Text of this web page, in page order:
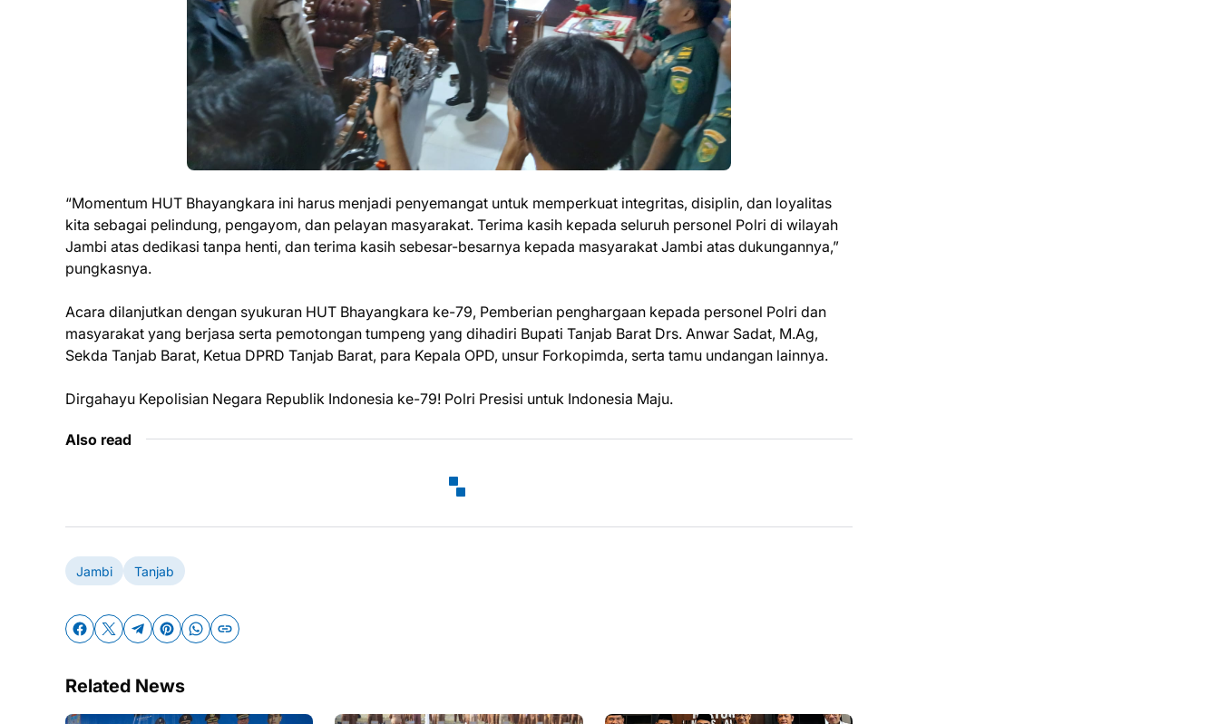
“Momentum HUT Bhayangkara ini harus menjadi penyemangat untuk memperkuat integritas, disiplin, dan loyalitas
kita sebagai pelindung, pengayom, dan pelayan masyarakat. Terima kasih kepada seluruh personel Polri di wilayah
Jambi atas dedikasi tanpa henti, dan terima kasih sebesar-besarnya kepada masyarakat Jambi atas dukungannya,”
pungkasnya.
Acara dilanjutkan dengan syukuran HUT Bhayangkara ke-79, Pemberian penghargaan kepada personel Polri dan
masyarakat yang berjasa serta pemotongan tumpeng yang dihadiri Bupati Tanjab Barat Drs. Anwar Sadat, M.Ag,
Sekda Tanjab Barat, Ketua DPRD Tanjab Barat, para Kepala OPD, unsur Forkopimda, serta tamu undangan lainnya.
Dirgahayu Kepolisian Negara Republik Indonesia ke-79! Polri Presisi untuk Indonesia Maju.
Also read
Jambi Tanjab
Related News